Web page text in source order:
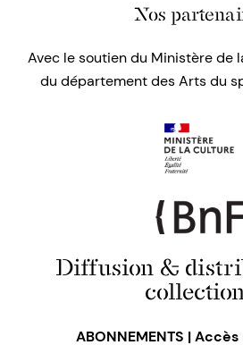
Nos
Avec le soutien du Ministère de
du département des Arts du
Diffusion &
ABONNEMENTS |